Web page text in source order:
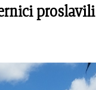
proslavili